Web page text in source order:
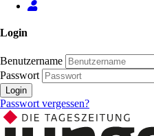
Login
Benutzername
Passwort
Login
Passwort vergessen?